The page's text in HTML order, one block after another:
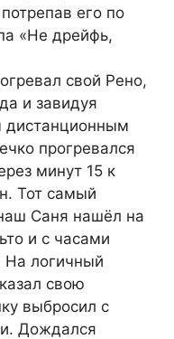
его по
«Не дрейфь,
свой Рено,
и завидуя
дистанционным
прогревался
минут 15 к
Тот самый
Саня нашёл на
и с часами
логичный
свою
выбросил с
Дождался